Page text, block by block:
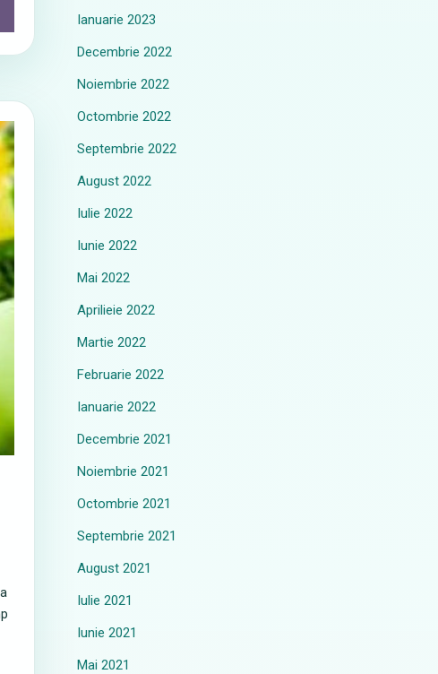
Ianuarie 2023
Decembrie 2022
Noiembrie 2022
Octombrie 2022
Septembrie 2022
August 2022
Iulie 2022
Iunie 2022
Mai 2022
Aprilieie 2022
Martie 2022
Februarie 2022
Ianuarie 2022
Decembrie 2021
Noiembrie 2021
Octombrie 2021
Septembrie 2021
August 2021
Iulie 2021
Iunie 2021
Mai 2021